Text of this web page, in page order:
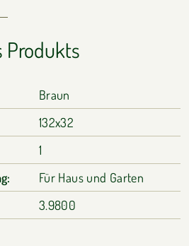
Braun
132x32
1
Für Haus und Garten
3.9800